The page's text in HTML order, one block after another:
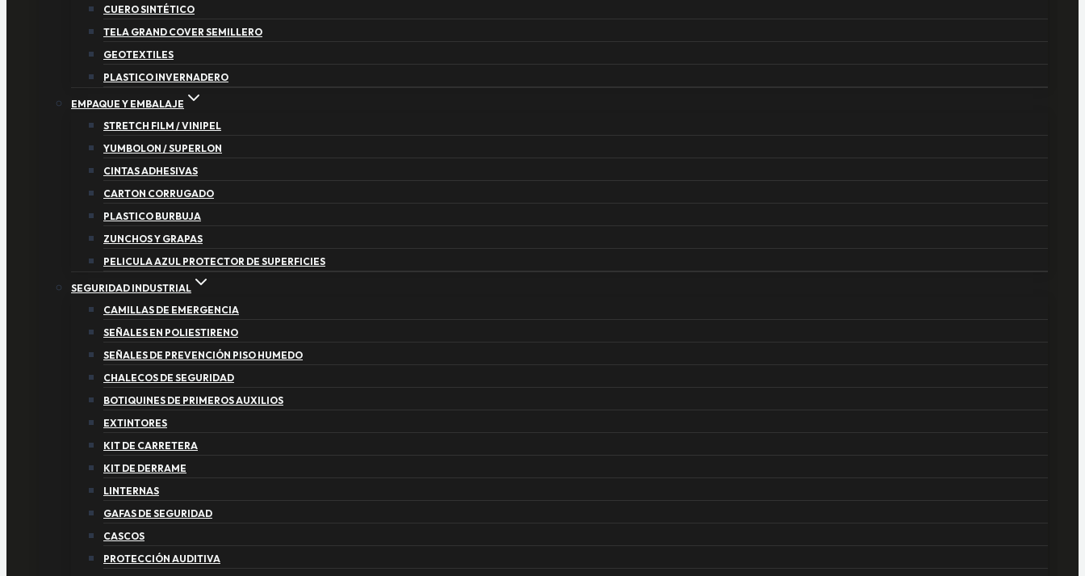
CUERO SINTÉTICO
TELA GRAND COVER SEMILLERO
GEOTEXTILES
PLASTICO INVERNADERO
EMPAQUE Y EMBALAJE
STRETCH FILM / VINIPEL
YUMBOLON / SUPERLON
CINTAS ADHESIVAS
CARTON CORRUGADO
PLASTICO BURBUJA
ZUNCHOS Y GRAPAS
PELICULA AZUL PROTECTOR DE SUPERFICIES
SEGURIDAD INDUSTRIAL
CAMILLAS DE EMERGENCIA
SEÑALES EN POLIESTIRENO
SEÑALES DE PREVENCIÓN PISO HUMEDO
CHALECOS DE SEGURIDAD
BOTIQUINES DE PRIMEROS AUXILIOS
EXTINTORES
KIT DE CARRETERA
KIT DE DERRAME
LINTERNAS
GAFAS DE SEGURIDAD
CASCOS
PROTECCIÓN AUDITIVA